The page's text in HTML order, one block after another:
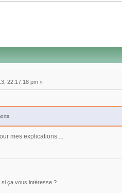
22:17:18 pm »
mes explications ...
si ça vous intéresse ?